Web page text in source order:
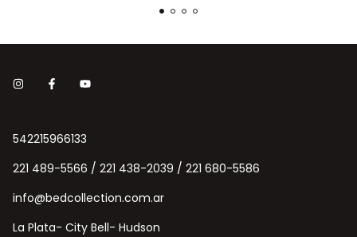
542215966133
221 489-5566 / 221 438-2039 / 221 680-5586
info@bedcollection.com.ar
La Plata- City Bell- Hudson